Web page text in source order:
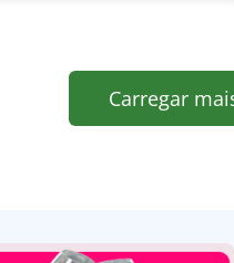
Carregar